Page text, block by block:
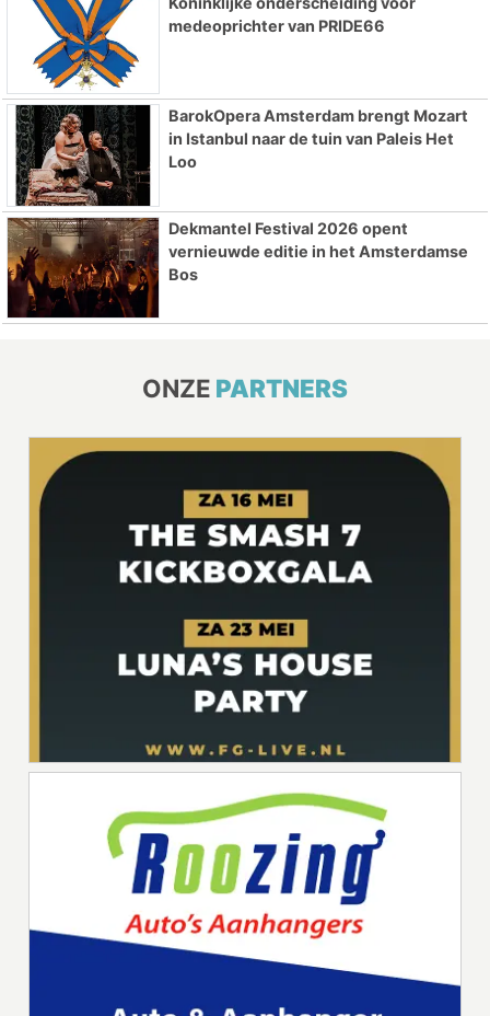
medeoprichter van PRIDE66
BarokOpera Amsterdam brengt Mozart
in Istanbul naar de tuin van Paleis Het
Loo
Dekmantel Festival 2026 opent
vernieuwde editie in het Amsterdamse
Bos
ONZE PARTNERS